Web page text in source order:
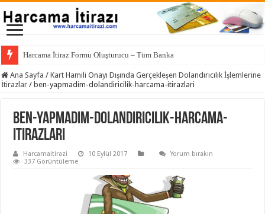
Harcama İtiraz Formu Oluşturucu – Tüm Bankalar İçin
Ana Sayfa / Kart Hamili Onayı Dışında Gerçekleşen Dolandırıcılık İşlemlerine
İtirazlar / ben-yapmadim-dolandiricilik-harcama-itirazlari
ben-yapmadim-dolandiricilik-harcama-
itirazlari
Harcamaitirazi 10 Eylül 2017
Yorum bırakın
337 Görüntüleme